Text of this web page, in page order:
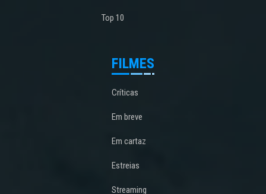
Top 10
FILMES
Críticas
Em breve
Em cartaz
Estreias
Streaming